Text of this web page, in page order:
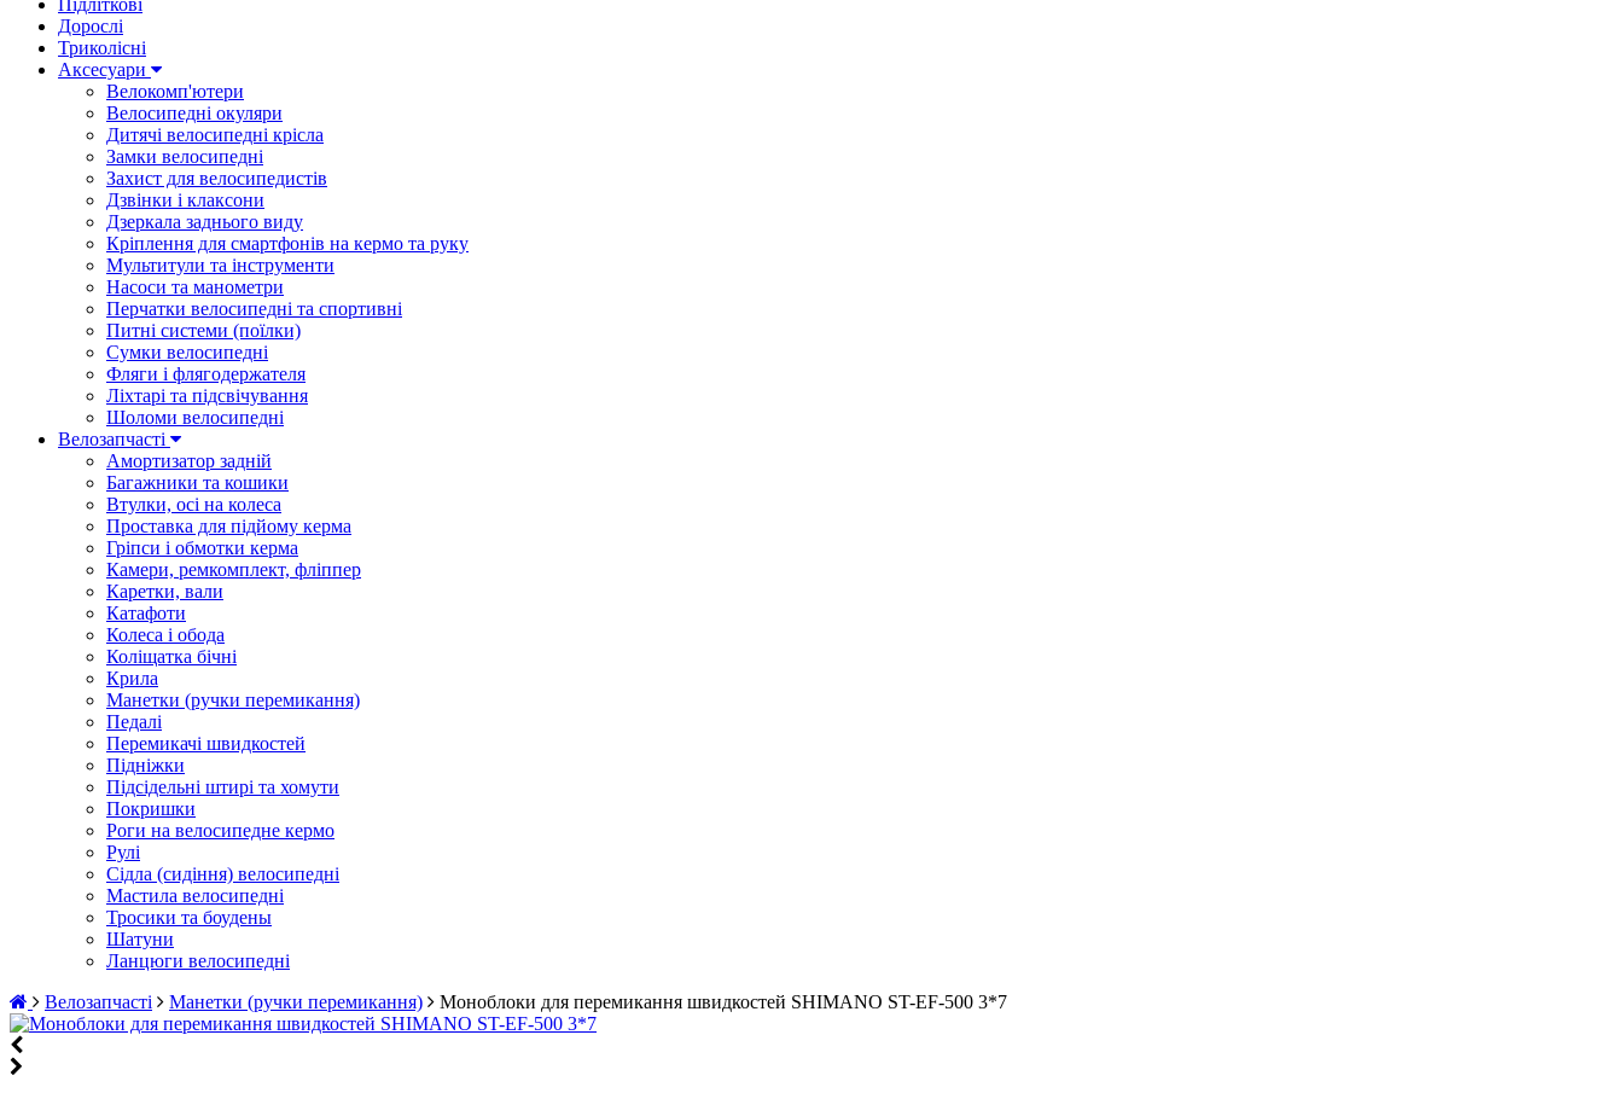
Підліткові
Дорослі
Триколісні
Аксесуари
Велокомп'ютери
Велосипедні окуляри
Дитячі велосипедні крісла
Замки велосипедні
Захист для велосипедистів
Дзвінки і клаксони
Дзеркала заднього виду
Кріплення для смартфонів на кермо та руку
Мультитули та інструменти
Насоси та манометри
Перчатки велосипедні та спортивні
Питні системи (поїлки)
Сумки велосипедні
Фляги і флягодержателя
Ліхтарі та підсвічування
Шоломи велосипедні
Велозапчасті
Амортизатор задній
Багажники та кошики
Втулки, осі на колеса
Проставка для підйому керма
Гріпси і обмотки керма
Камери, ремкомплект, фліппер
Каретки, вали
Катафоти
Колеса і обода
Коліщатка бічні
Крила
Манетки (ручки перемикання)
Педалі
Перемикачі швидкостей
Підніжки
Підсідельні штирі та хомути
Покришки
Роги на велосипедне кермо
Рулі
Сідла (сидіння) велосипедні
Мастила велосипедні
Тросики та боудены
Шатуни
Ланцюги велосипедні
Велозапчасті
Манетки (ручки перемикання) Моноблоки для перемикання швидкостей SHIMANO ST-EF-500 3*7